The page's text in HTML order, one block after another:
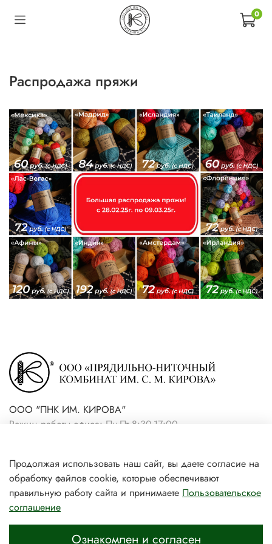
0
Распродажа пряжи
ООО "ПНК ИМ. КИРОВА"
Режим работы офиса: Пн-Пт 8:30-17:00
магазин)
+7(931) 239-81-06 (розничный
магазин)
Продолжая использовать наш сайт, вы даете согласие на
обработку файлов cookie, которые обеспечивают
правильную работу сайта и принимаете Пользовательское
соглашение
Ознакомлен и согласен